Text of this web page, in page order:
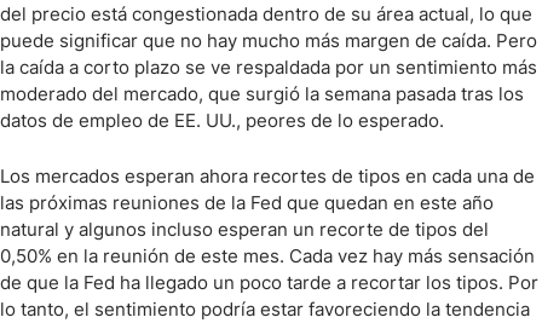
del precio está congestionada dentro de su área actual, lo que
puede significar que no hay mucho más margen de caída. Pero
la caída a corto plazo se ve respaldada por un sentimiento más
moderado del mercado, que surgió la semana pasada tras los
datos de empleo de EE. UU., peores de lo esperado.
Los mercados esperan ahora recortes de tipos en cada una de
las próximas reuniones de la Fed que quedan en este año
natural y algunos incluso esperan un recorte de tipos del
0,50% en la reunión de este mes. Cada vez hay más sensación
de que la Fed ha llegado un poco tarde a recortar los tipos. Por
lo tanto, el sentimiento podría estar favoreciendo la tendencia